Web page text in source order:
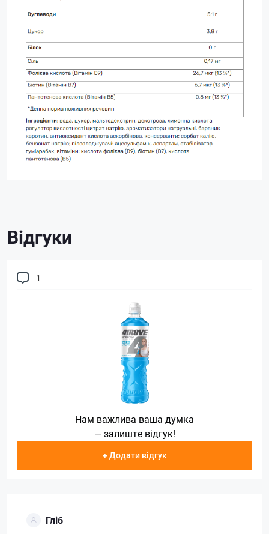
Відгуки
1
Нам важлива ваша думка
— залиште відгук!
+ Додати відгук
Гліб